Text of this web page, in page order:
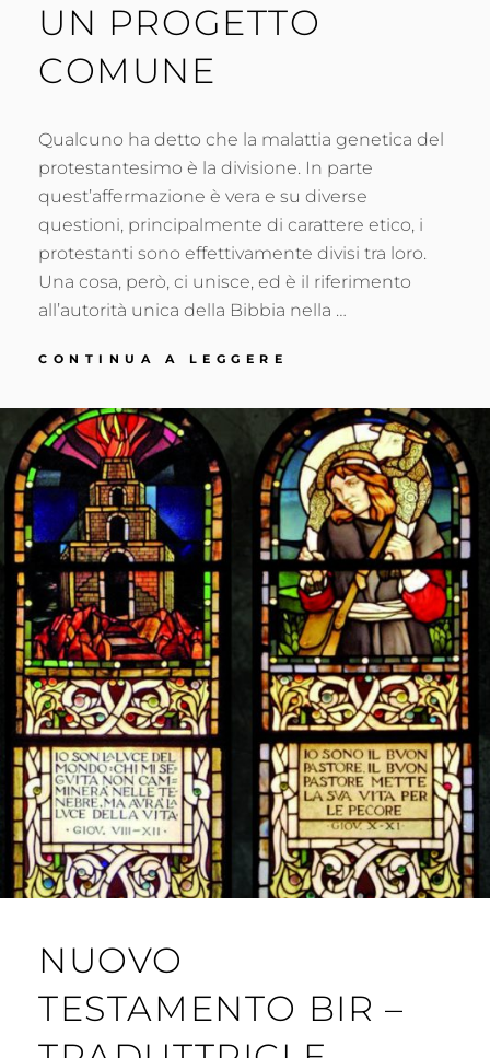
UN PROGETTO
COMUNE
Qualcuno ha detto che la malattia genetica del
protestantesimo è la divisione. In parte
quest’affermazione è vera e su diverse
questioni, principalmente di carattere etico, i
protestanti sono effettivamente divisi tra loro.
Una cosa, però, ci unisce, ed è il riferimento
all’autorità unica della Bibbia nella …
CONTINUA A LEGGERE
NUOVO
TESTAMENTO BIR –